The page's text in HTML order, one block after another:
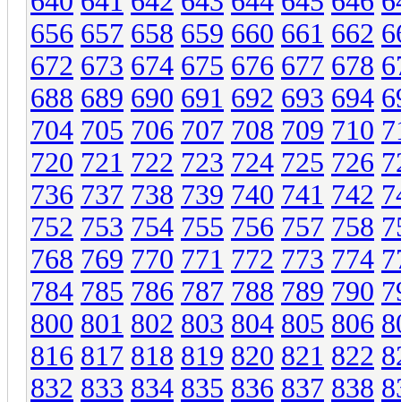
656 657 658 659 660 661 662
672 673 674 675 676 677 678
688 689 690 691 692 693 694
704 705 706 707 708 709 710
720 721 722 723 724 725 726
736 737 738 739 740 741 742
752 753 754 755 756 757 758
768 769 770 771 772 773 774
784 785 786 787 788 789 790
800 801 802 803 804 805 806
816 817 818 819 820 821 822
832 833 834 835 836 837 838